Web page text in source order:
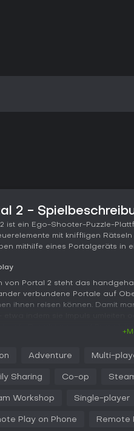
2 -
ist ein Ego-Shooter-Puzzle-
mit kniffligen
mithilfe eines Portalgeräts in
von Portal 2 steht das
verbundene Portale auf
ihnen reisen können. Damit
erweitern. Die
Kampfsystem.
der Aperture Science-
Physiksimulation
Adventure Multi-
Sharing Co-op
Workshop Single-player
Play on Phone Remote